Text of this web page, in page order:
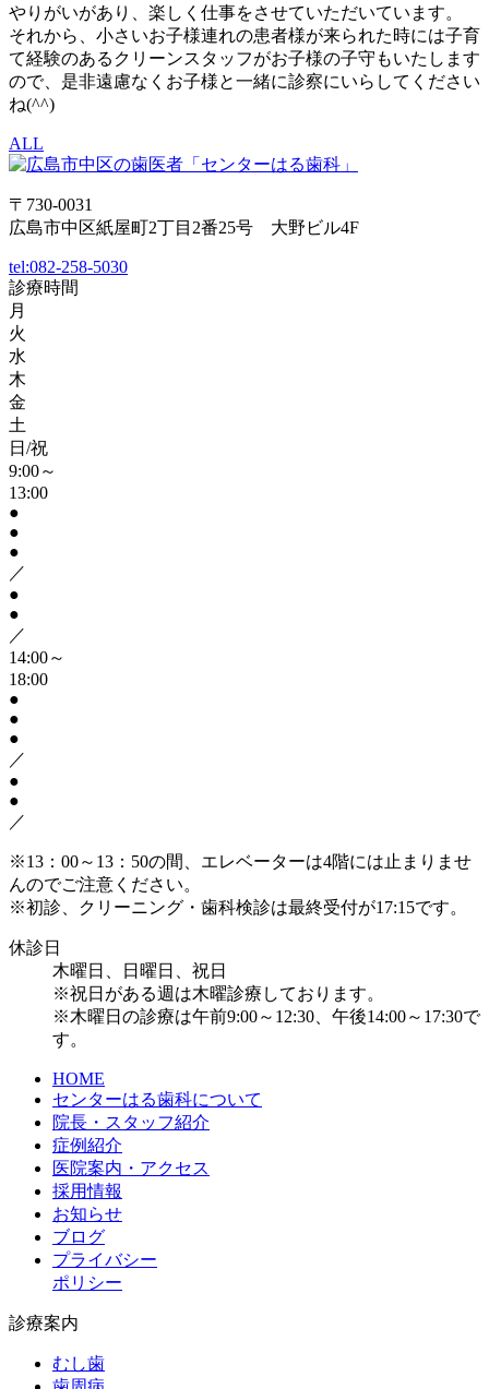
やりがいがあり、楽しく仕事をさせていただいています。
それから、小さいお子様連れの患者様が来られた時には子育
て経験のあるクリーンスタッフがお子様の子守もいたします
ので、是非遠慮なくお子様と一緒に診察にいらしてください
ね(^^)
ALL
〒730-0031
広島市中区紙屋町2丁目2番25号 大野ビル4F
tel:082-258-5030
診療時間
月
火
水
木
金
土
日/祝
9:00～
13:00
●
●
●
／
●
●
／
14:00～
18:00
●
●
●
／
●
●
／
※13：00～13：50の間、エレベーターは4階には止まりませ
んのでご注意ください。
※初診、クリーニング・歯科検診は最終受付が17:15です。
休診日
木曜日、日曜日、祝日
※祝日がある週は木曜診療しております。
※木曜日の診療は午前9:00～12:30、午後14:00～17:30で
す。
HOME
センターはる歯科について
院長・スタッフ紹介
症例紹介
医院案内・アクセス
採用情報
お知らせ
ブログ
プライバシー
ポリシー
診療案内
むし歯